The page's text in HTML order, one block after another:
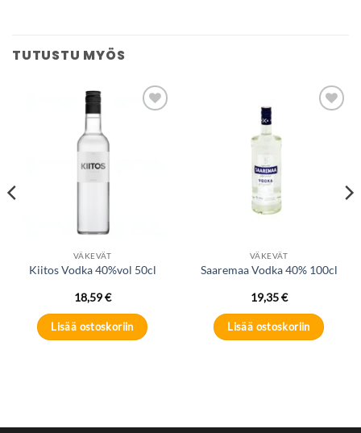
TUTUSTU MYÖS
VÄKEVÄT
Kiitos Vodka 40%vol 50cl
18,59€
Lisää ostoskoriin
VÄKEVÄT
Saaremaa Vodka 40% 100cl
19,35€
Lisää ostoskoriin